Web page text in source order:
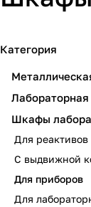
Категория
Шкафы
Для реактивов
С выдвижной
Для приборов
Для